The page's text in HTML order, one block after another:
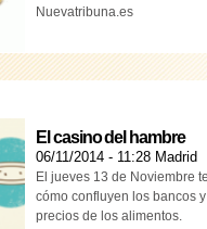
Nuevatribuna.es
El casino del hambre
06/11/2014 - 11:28 Madrid
El jueves 13 de Noviembre
cómo confluyen los bancos
precios de los alimentos.